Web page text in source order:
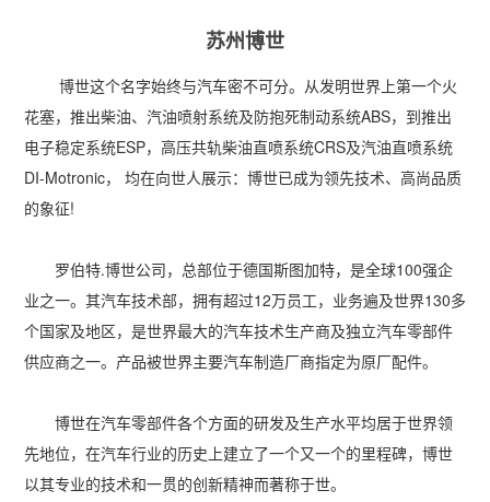
国产自主可控工作站
GPU运算工作站
个人工作站
便携一体式工作站
塔式静音通用工作站
GPU服务器
国产自主可控服务器
多路服务器
存储服务器
云游戏服务器
OEM定制化
定制化案例
解决方案
支持与下载
成功案例
苏州博世
博世这个名字始终与汽车密不可分。从发明世界上第一个火
花塞，推出柴油、汽油喷射系统及防抱死制动系统ABS，到推出
电子稳定系统ESP，高压共轨柴油直喷系统CRS及汽油直喷系统
DI-Motronic， 均在向世人展示：博世已成为领先技术、高尚品质
的象征!
罗伯特.博世公司，总部位于德国斯图加特，是全球100强企
业之一。其汽车技术部，拥有超过12万员工，业务遍及世界130多
个国家及地区，是世界最大的汽车技术生产商及独立汽车零部件
供应商之一。产品被世界主要汽车制造厂商指定为原厂配件。
博世在汽车零部件各个方面的研发及生产水平均居于世界领
先地位，在汽车行业的历史上建立了一个又一个的里程碑，博世
以其专业的技术和一贯的创新精神而著称于世。